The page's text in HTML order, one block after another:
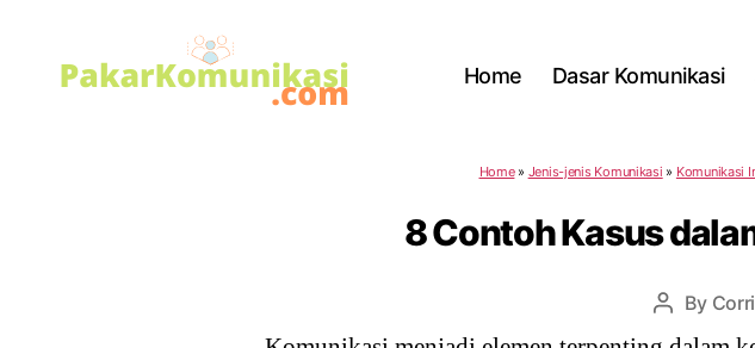
Home Dasar Komunikasi
Home» Jenis-jenis Komunikasi » Komunikasi
8 Contoh Kasus
Post
author
By